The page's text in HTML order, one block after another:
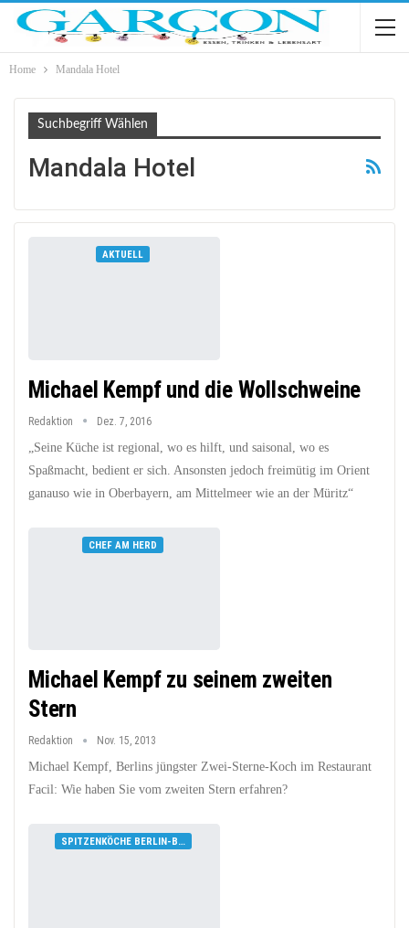
Home Mandala Hotel
Suchbegriff Wählen
Mandala Hotel
AKTUELL
Michael Kempf und die Wollschweine
Redaktion Dez. 7, 2016
„Seine Küche ist regional, wo es hilft, und saisonal, wo es
Spaßmacht, bedient er sich. Ansonsten jedoch freimütig im Orient
ganauso wie in Oberbayern, am Mittelmeer wie an der Müritz“
CHEF AM HERD
Michael Kempf zu seinem zweiten
Stern
Redaktion Nov. 15, 2013
Michael Kempf, Berlins jüngster Zwei-Sterne-Koch im Restaurant
Facil: Wie haben Sie vom zweiten Stern erfahren?
SPITZENKÖCHE BERLIN-BRANDENBURG